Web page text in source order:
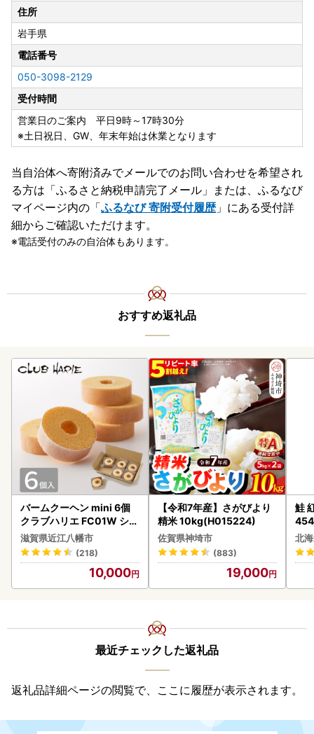
住所
岩手県
電話番号
050-3098-2129
受付時間
営業日のご案内 平日9時～17時30分
※土日祝日、GW、年末年始は休業となります
当自治体へ寄附済みでメールでのお問い合わせを希望され
る方は「ふるさと納税申請完了メール」 または、ふるなび
マイページ内の「ふるなび 寄附受付履歴」にある受付詳
細からご確認いただけます。
電話受付のみの自治体もあります。
おすすめ返礼品
バームクーヘン mini 6個
クラブハリエ FC01W シェ
アボックス バウムクーヘ
ン
滋賀県近江八幡市
(218)
10,000
【令和7年産】さがびより
精米 10kg(H015224)
佐賀県神埼市
(883)
19,000
鮭
454
北
最近チェックした返礼品
返礼品詳細ページの閲覧で、ここに履歴が表示されます。